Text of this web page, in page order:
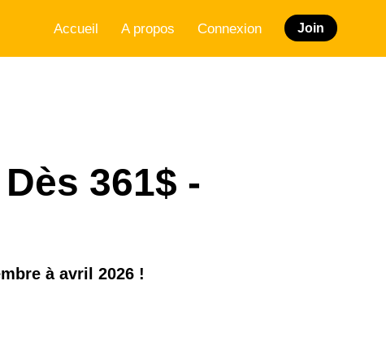
Accueil A propos Connexion Join
361$ -
à avril 2026 !